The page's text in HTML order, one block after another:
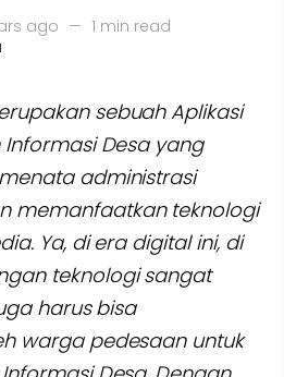
ago — 1 min read
sebuah Aplikasi
Desa yang
administrasi
memanfaatkan teknologi
Ya, di era digital ini, di
teknologi sangat
harus bisa
warga pedesaan untuk